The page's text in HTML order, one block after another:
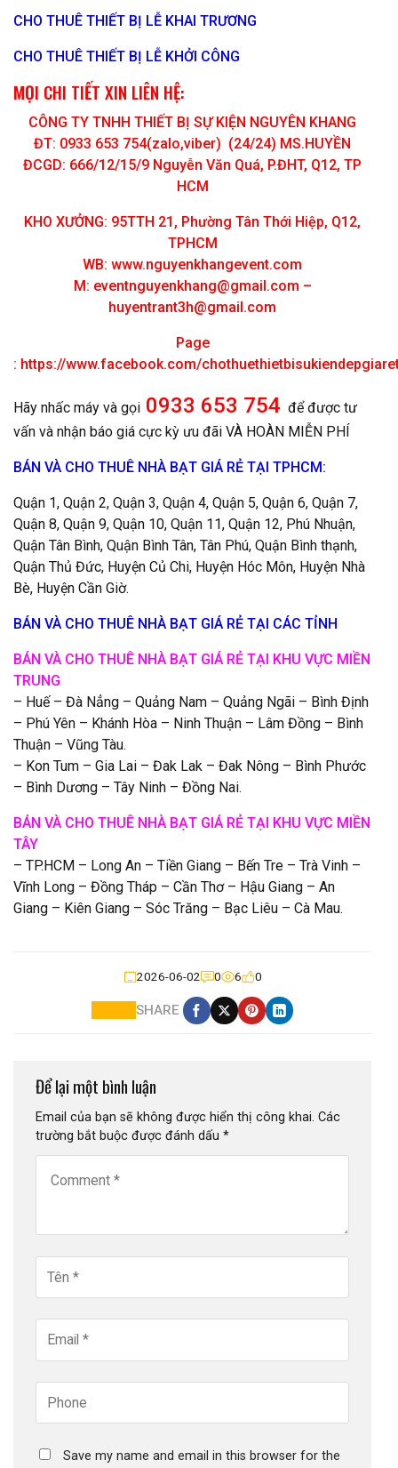
CHO THUÊ THIẾT BỊ LỄ KHAI TRƯƠNG
CHO THUÊ THIẾT BỊ LỄ KHỞI CÔNG
MỌI CHI TIẾT XIN LIÊN HỆ:
CÔNG TY TNHH THIẾT BỊ SỰ KIỆN NGUYÊN KHANG
ĐT: 0933 653 754(zalo,viber) (24/24) MS.HUYỀN
ĐCGD: 666/12/15/9 Nguyễn Văn Quá, P.ĐHT, Q12, TP
HCM
KHO XƯỞNG: 95TTH 21, Phường Tân Thới Hiệp, Q12,
TPHCM
WB: www.nguyenkhangevent.com
M: eventnguyenkhang@gmail.com –
huyentrant3h@gmail.com
Page
: https://www.facebook.com/
Hãy nhấc máy và gọi 0933 653 754 để được tư
vấn và nhận báo giá cực kỳ ưu đãi VÀ HOÀN MIỄN PHÍ
BÁN VÀ CHO THUÊ NHÀ BẠT GIÁ RẺ TẠI TPHCM:
Quận 1, Quận 2, Quận 3, Quận 4, Quận 5, Quận 6, Quận 7,
Quận 8, Quận 9, Quận 10, Quận 11, Quận 12, Phú Nhuận,
Quận Tân Bình, Quận Bình Tân, Tân Phú, Quận Bình thạnh,
Quận Thủ Đức, Huyện Củ Chi, Huyện Hóc Môn, Huyện Nhà
Bè, Huyện Cần Giờ.
BÁN VÀ CHO THUÊ NHÀ BẠT GIÁ RẺ TẠI CÁC TỈNH
BÁN VÀ CHO THUÊ NHÀ BẠT GIÁ RẺ TẠI KHU VỰC MIỀN
TRUNG
– Huế – Đà Nẳng – Quảng Nam – Quảng Ngãi – Bình Định
– Phú Yên – Khánh Hòa – Ninh Thuận – Lâm Đồng – Bình
Thuận – Vũng Tàu.
– Kon Tum – Gia Lai – Đak Lak – Đak Nông – Bình Phước
– Bình Dương – Tây Ninh – Đồng Nai.
BÁN VÀ CHO THUÊ NHÀ BẠT GIÁ RẺ TẠI KHU VỰC MIỀN
TÂY
– TP.HCM – Long An – Tiền Giang – Bến Tre – Trà Vinh –
Vĩnh Long – Đồng Tháp – Cần Thơ – Hậu Giang – An
Giang – Kiên Giang – Sóc Trăng – Bạc Liêu – Cà Mau.
2026-06-02 0 6 0
SHARE
Để lại một bình luận
Email của bạn sẽ không được hiển thị công khai. Các
trường bắt buộc được đánh dấu *
Save my name and email in this browser for the